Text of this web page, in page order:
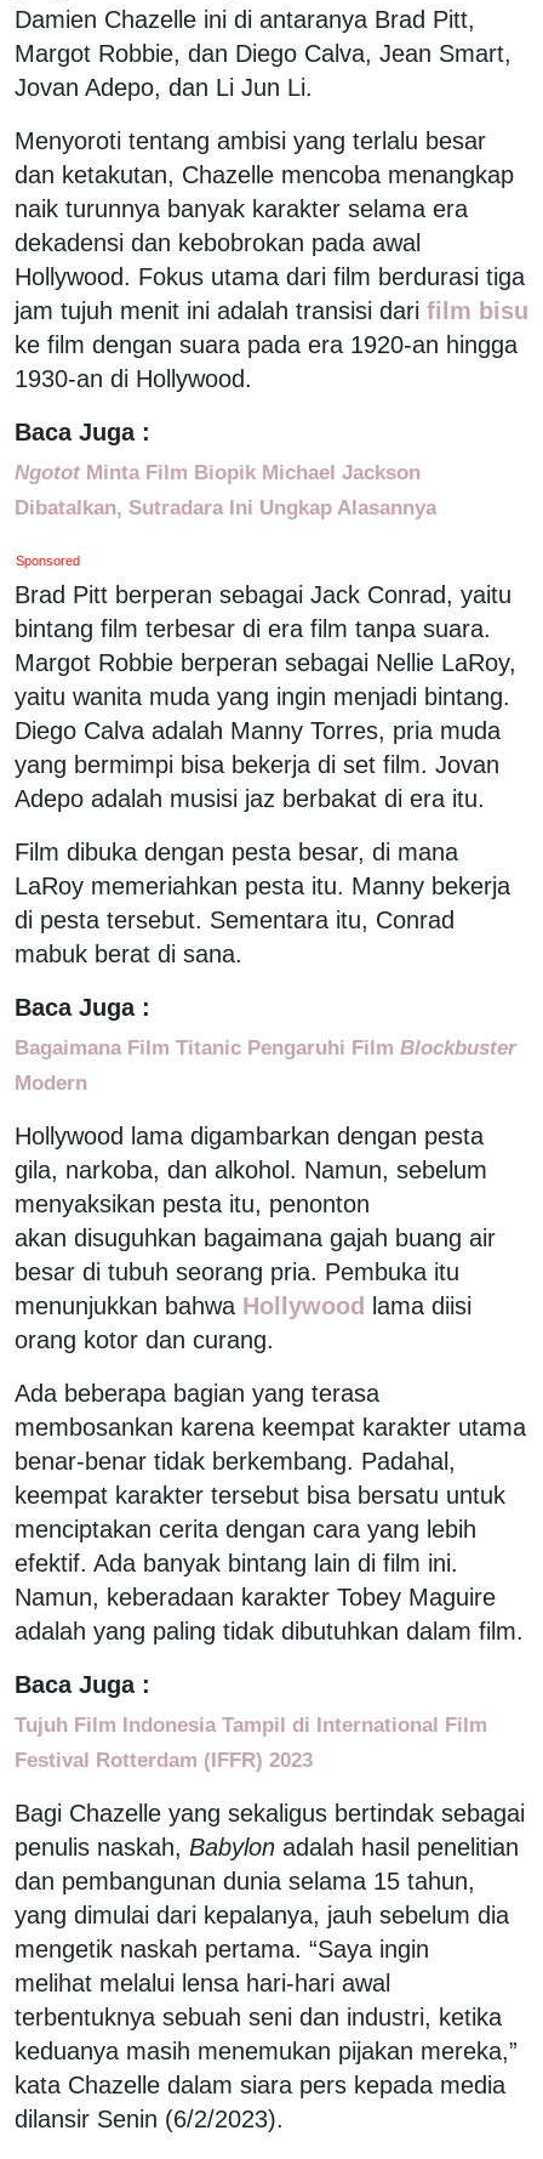
Damien Chazelle ini di antaranya Brad Pitt,
Margot Robbie, dan Diego Calva, Jean Smart,
Jovan Adepo, dan Li Jun Li.
Menyoroti tentang ambisi yang terlalu besar
dan ketakutan, Chazelle mencoba menangkap
naik turunnya banyak karakter selama era
dekadensi dan kebobrokan pada awal
Hollywood. Fokus utama dari film berdurasi tiga
jam tujuh menit ini adalah transisi dari film bisu
ke film dengan suara pada era 1920-an hingga
1930-an di Hollywood.
Baca Juga :
Ngotot Minta Film Biopik Michael Jackson
Dibatalkan, Sutradara Ini Ungkap Alasannya
Sponsored
Brad Pitt berperan sebagai Jack Conrad, yaitu
bintang film terbesar di era film tanpa suara.
Margot Robbie berperan sebagai Nellie LaRoy,
yaitu wanita muda yang ingin menjadi bintang.
Diego Calva adalah Manny Torres, pria muda
yang bermimpi bisa bekerja di set film. Jovan
Adepo adalah musisi jaz berbakat di era itu.
Film dibuka dengan pesta besar, di mana
LaRoy memeriahkan pesta itu. Manny bekerja
di pesta tersebut. Sementara itu, Conrad
mabuk berat di sana.
Baca Juga :
Bagaimana Film Titanic Pengaruhi Film Blockbuster
Modern
Hollywood lama digambarkan dengan pesta
gila, narkoba, dan alkohol. Namun, sebelum
menyaksikan pesta itu, penonton
akan disuguhkan bagaimana gajah buang air
besar di tubuh seorang pria. Pembuka itu
menunjukkan bahwa Hollywood
lama diisi
orang kotor dan curang.
Ada beberapa bagian yang terasa
membosankan karena keempat karakter utama
benar-benar tidak berkembang. Padahal,
keempat karakter tersebut bisa bersatu untuk
menciptakan cerita dengan cara yang lebih
efektif. Ada banyak bintang lain di film ini.
Namun, keberadaan karakter Tobey Maguire
adalah yang paling tidak dibutuhkan dalam film.
Baca Juga :
Tujuh Film Indonesia Tampil di International Film
Festival Rotterdam (IFFR) 2023
Bagi Chazelle yang sekaligus bertindak sebagai
penulis naskah, Babylon adalah hasil penelitian
dan pembangunan dunia selama 15 tahun,
yang dimulai dari kepalanya, jauh sebelum dia
mengetik naskah pertama. “Saya ingin
melihat melalui lensa hari-hari awal
terbentuknya sebuah seni dan industri, ketika
keduanya masih menemukan pijakan mereka,”
kata Chazelle dalam siara pers kepada media
dilansir Senin (6/2/2023).